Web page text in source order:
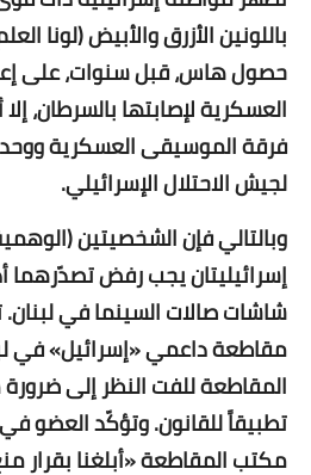
باللونين الأزرق والأبيض (لونا
حصول هاس، قبل سنوات، على
العسكرية لإصابتها بالسرطان،
فرقة الموسيقى العسكرية
لجيش الاحتلال الإسرائيلي.
وبالتالي فإن الشخصيتين
إسرائيليتان يجب رفض تصدّرهما
شاشات صالات السينما في
مقاطعة داعمي «إسرائيل» في
المقاطعة للفت النظر إلى
تطبيقاً للقانون. وتؤكّد العضو
مكتب المقاطعة «أبلغنا بقرار